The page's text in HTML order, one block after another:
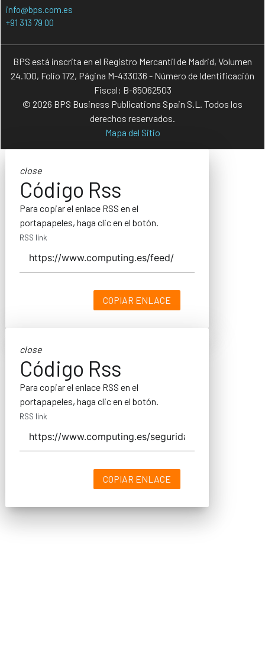
info@bps.com.es
+91 313 79 00
BPS está inscrita en el Registro Mercantil de Madrid, Volumen
24.100, Folio 172, Página M-433036 - Número de Identificación
Fiscal: B-85062503
© 2026 BPS Business Publications Spain S.L. Todos los
derechos reservados.
Mapa del Sitio
close
Código Rss
Para copiar el enlace RSS en el
portapapeles, haga clic en el botón.
RSS link
COPIAR ENLACE
close
Código Rss
Para copiar el enlace RSS en el
portapapeles, haga clic en el botón.
RSS link
COPIAR ENLACE